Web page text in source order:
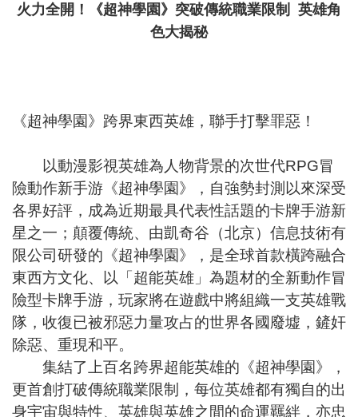
火力全開！《超神學園》突破傳統職業限制 英雄角
色大揭秘
《超神學園》跨界東西英雄，聯手打擊罪惡！
以動漫影視英雄為人物背景的次世代RPG冒
險動作新手游《超神學園》，自強勢封測以來深受
各界好評，成為近期最具代表性話題的卡牌手游新
星之一；顛覆傳統、由凱奇谷（北京）信息技術有
限公司研發的《超神學園》，是全球首款橫跨融合
東西方文化、以「超能英雄」為題材的全新動作冒
險型卡牌手游，玩家將在遊戲中將組織一支英雄戰
隊，收復已被邪惡力量攻占的世界各國廢墟，鏟奸
除惡、重現和平。
集結了上百名跨界超能英雄的《超神學園》，
更首創打破傳統職業限制，每位英雄都有獨自的出
身宇宙與特性、英雄與英雄之間的命運羈絆，亦忠